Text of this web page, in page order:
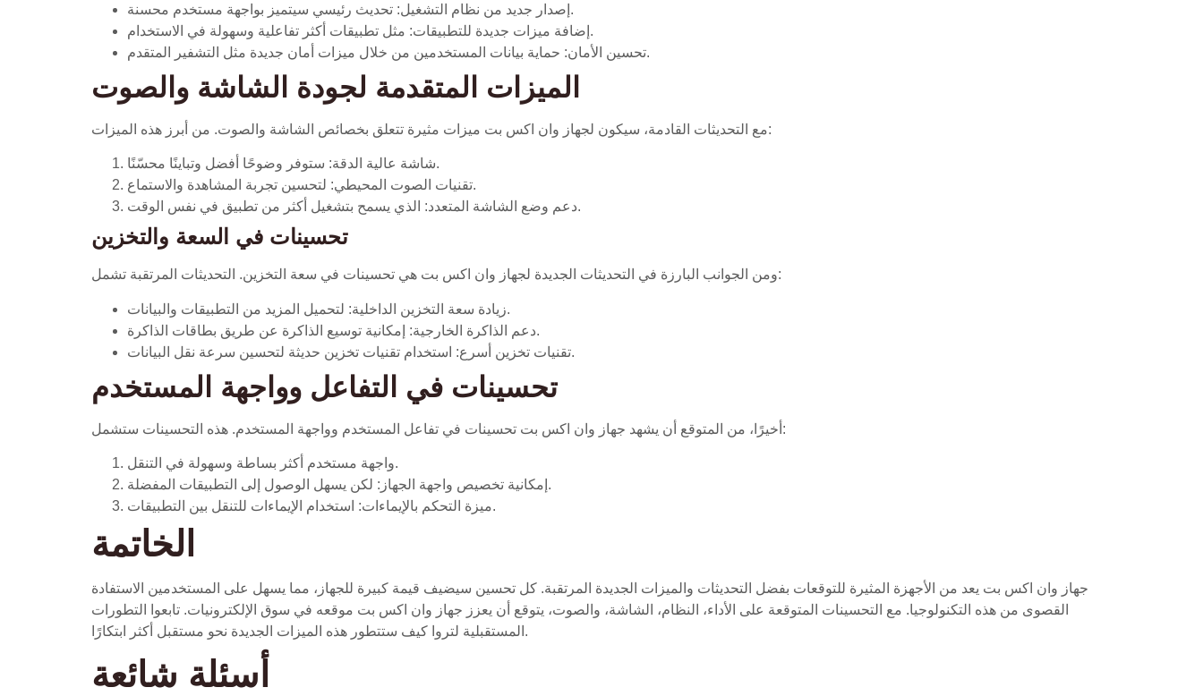
إصدار جديد من نظام التشغيل: تحديث رئيسي سيتميز بواجهة مستخدم محسنة.
إضافة ميزات جديدة للتطبيقات: مثل تطبيقات أكثر تفاعلية وسهولة في الاستخدام.
تحسين الأمان: حماية بيانات المستخدمين من خلال ميزات أمان جديدة مثل التشفير المتقدم.
الميزات المتقدمة لجودة الشاشة والصوت
مع التحديثات القادمة، سيكون لجهاز وان اكس بت ميزات مثيرة تتعلق بخصائص الشاشة والصوت. من أبرز هذه الميزات:
شاشة عالية الدقة: ستوفر وضوحًا أفضل وتباينًا محسّنًا.
تقنيات الصوت المحيطي: لتحسين تجربة المشاهدة والاستماع.
دعم وضع الشاشة المتعدد: الذي يسمح بتشغيل أكثر من تطبيق في نفس الوقت.
تحسينات في السعة والتخزين
ومن الجوانب البارزة في التحديثات الجديدة لجهاز وان اكس بت هي تحسينات في سعة التخزين. التحديثات المرتقبة تشمل:
زيادة سعة التخزين الداخلية: لتحميل المزيد من التطبيقات والبيانات.
دعم الذاكرة الخارجية: إمكانية توسيع الذاكرة عن طريق بطاقات الذاكرة.
تقنيات تخزين أسرع: استخدام تقنيات تخزين حديثة لتحسين سرعة نقل البيانات.
تحسينات في التفاعل وواجهة المستخدم
أخيرًا، من المتوقع أن يشهد جهاز وان اكس بت تحسينات في تفاعل المستخدم وواجهة المستخدم. هذه التحسينات ستشمل:
واجهة مستخدم أكثر بساطة وسهولة في التنقل.
إمكانية تخصيص واجهة الجهاز: لكن يسهل الوصول إلى التطبيقات المفضلة.
ميزة التحكم بالإيماءات: استخدام الإيماءات للتنقل بين التطبيقات.
الخاتمة
جهاز وان اكس بت يعد من الأجهزة المثيرة للتوقعات بفضل التحديثات والميزات الجديدة المرتقبة. كل تحسين سيضيف قيمة كبيرة للجهاز، مما يسهل على المستخدمين الاستفادة
القصوى من هذه التكنولوجيا. مع التحسينات المتوقعة على الأداء، النظام، الشاشة، والصوت، يتوقع أن يعزز جهاز وان اكس بت موقعه في سوق الإلكترونيات. تابعوا التطورات
المستقبلية لتروا كيف ستتطور هذه الميزات الجديدة نحو مستقبل أكثر ابتكارًا.
أسئلة شائعة